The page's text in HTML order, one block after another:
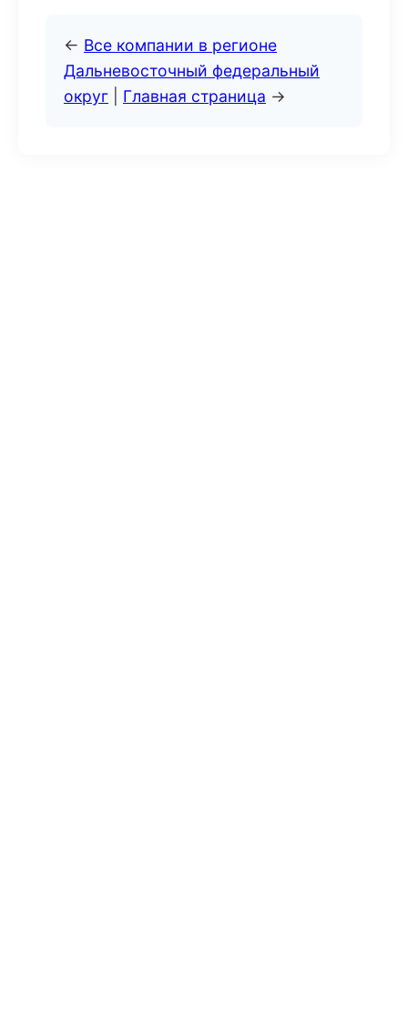
← Все компании в регионе
Дальневосточный федеральный
округ
Главная страница →